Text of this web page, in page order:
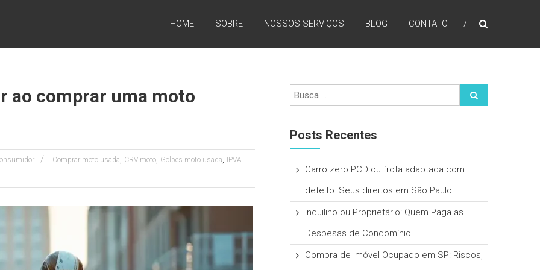
HOME SOBRE NOSSOS SERVIÇOS BLOG CONTATO
ao comprar uma moto
Comprar moto usada, CRV moto, Golpes moto usada, IPVA
Posts Recentes
Carro zero PCD ou frota adaptada com
defeito: Seus direitos em São Paulo
Inquilino ou Proprietário: Quem Paga as
Despesas de Condomínio
Compra de Imóvel Ocupado em SP: Riscos,